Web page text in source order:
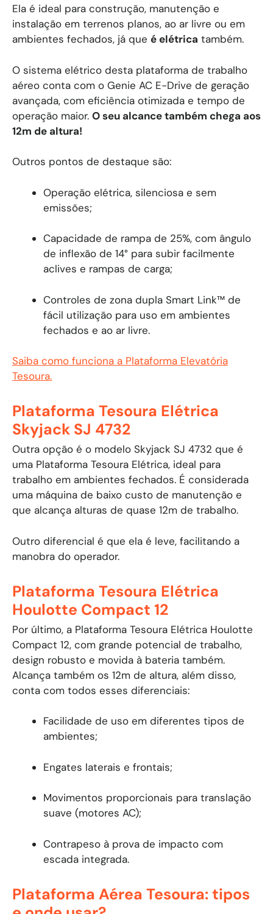
Ela é ideal para construção, manutenção e
instalação em terrenos planos, ao ar livre ou em
ambientes fechados, já que é elétrica também.
O sistema elétrico desta plataforma de trabalho
aéreo conta com o Genie AC E-Drive de geração
avançada, com eficiência otimizada e tempo de
operação maior. O seu alcance também chega aos
12m de altura!
Outros pontos de destaque são:
Operação elétrica, silenciosa e sem
emissões;
Capacidade de rampa de 25%, com ângulo
de inflexão de 14° para subir facilmente
aclives e rampas de carga;
Controles de zona dupla Smart Link™ de
fácil utilização para uso em ambientes
fechados e ao ar livre.
Saiba como funciona a Plataforma Elevatória
Tesoura.
Plataforma Tesoura Elétrica
Skyjack SJ 4732
Outra opção é o modelo Skyjack SJ 4732 que é
uma Plataforma Tesoura Elétrica, ideal para
trabalho em ambientes fechados. É considerada
uma máquina de baixo custo de manutenção e
que alcança alturas de quase 12m de trabalho.
Outro diferencial é que ela é leve, facilitando a
manobra do operador.
Plataforma Tesoura Elétrica
Houlotte Compact 12
Por último, a Plataforma Tesoura Elétrica Houlotte
Compact 12, com grande potencial de trabalho,
design robusto e movida à bateria também.
Alcança também os 12m de altura, além disso,
conta com todos esses diferenciais:
Facilidade de uso em diferentes tipos de
ambientes;
Engates laterais e frontais;
Movimentos proporcionais para translação
suave (motores AC);
Contrapeso à prova de impacto com
escada integrada.
Plataforma Aérea Tesoura: tipos